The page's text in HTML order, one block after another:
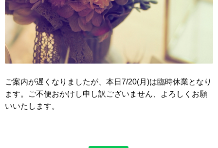
ご案内が遅くなりましたが、本日7/20(月)は臨時休業となり
ます。ご不便おかけし申し訳ございません、よろしくお願
いいたします。